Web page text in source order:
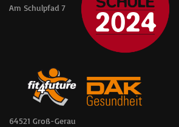
Am Schulpfad 7
64521 Groß-Gerau